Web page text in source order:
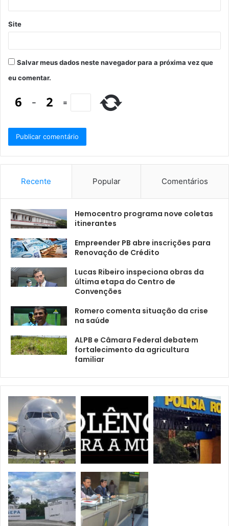
Site
Salvar meus dados neste navegador para a próxima vez que
eu comentar.
− =
Recente Popular Comentários
Hemocentro programa nove coletas
itinerantes
Empreender PB abre inscrições para
Renovação de Crédito
Lucas Ribeiro inspeciona obras da
última etapa do Centro de
Convenções
Romero comenta situação da crise
na saúde
ALPB e Câmara Federal debatem
fortalecimento da agricultura
familiar